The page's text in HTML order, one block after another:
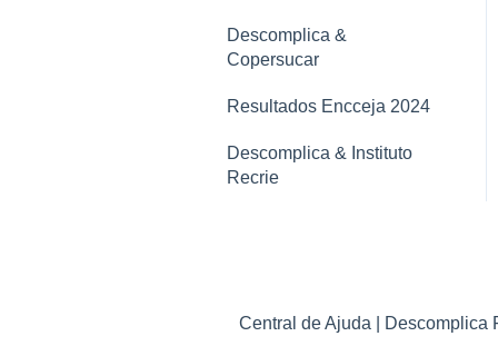
Descomplica &
Copersucar
Resultados Encceja 2024
Descomplica & Instituto
Recrie
Central de Ajuda | Descomplica